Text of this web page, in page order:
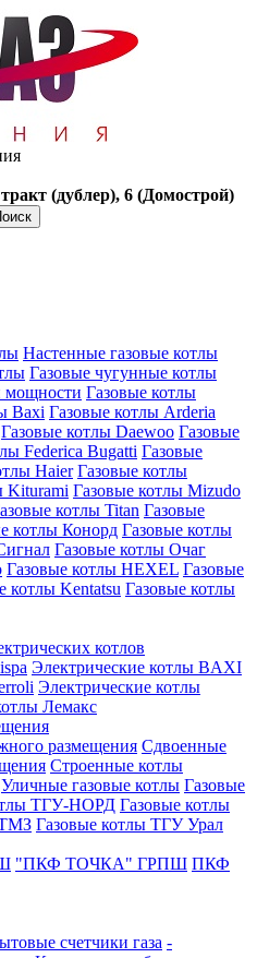
(дублер), 6 (Домострой)
Настенные газовые котлы
Газовые чугунные котлы
мощности Газовые котлы
Baxi Газовые котлы Arderia
Газовые котлы Daewoo Газовые
Federica Bugatti Газовые
Haier Газовые котлы
Kiturami Газовые котлы Mizudo
котлы Titan Газовые
котлы Конорд Газовые котлы
Газовые котлы Очаг
Газовые котлы HEXEL Газовые
котлы Kentatsu Газовые котлы
котлов
Электрические котлы BAXI
Электрические котлы
Лемакс
размещения Сдвоенные
Строенные котлы
Уличные газовые котлы Газовые
ТГУ-НОРД Газовые котлы
ТМЗ Газовые котлы ТГУ Урал
"ПКФ ТОЧКА" ГРПШ ПКФ
счетчики газа -